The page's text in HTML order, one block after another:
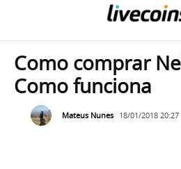
Como comprar
Como funciona
Mateus Nunes 18/01/2018 20:27